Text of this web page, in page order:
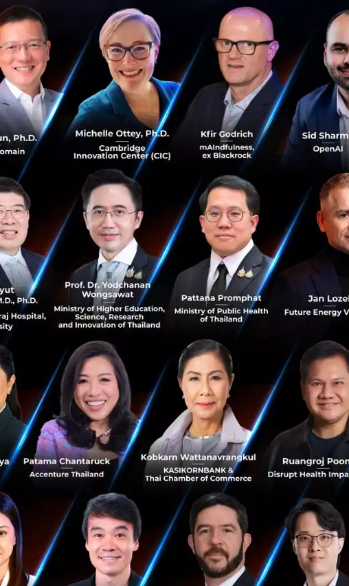
และเทคโนโลยี งานด้านการขาย และการให้เช่าใช้สิทธิการใช้งาน
กลยุทธ์และเทคโนโลยี 794.60 ล้านบาทเพิ่มขึ้น 178.59% เมื่อเทียบ
ล้านบาท ส่วนในกลุ่มของการให้บริการด้านเทคโนโลยี พบว่ามี
าใช้สิทธิการใช้งานจำนวน 569.01 ล้านบาท เพิ่มขึ้น 438.44% เมื่อ
ที่ 105.68 ล้านบาท ขณะที่มีการดูแลระบบเทคโนโลยีและจัดหา
ล้านบาท เพิ่มขึ้น 454.67% เมื่อเทียบกับงวดเดียวกันของปีก่อนที่มี
3 สิ้นสุดวันที่ 30 กันยายน 2566 มีกำไรสุทธิ อยู่ที่ 78.19 ล้านบาท เพิ่ม
ดียวกันของปีก่อนที่มีกำไรสุทธิ 35.12 ล้านบาท ขณะที่มีรายได้รวม
เมื่อเทียบกับงวดเดียวกันของปีก่อนที่มีรายได้รวม 211.07 ล้าน
ริการต่างๆ ในเครือให้ครบวงจรมากขึ้น มีการใช้ทรัพยากรบุคคลเพื่อ
บริหารจัดการโครงการที่มีประสิทธิภาพมากขึ้น
บริษัทย่อยที่เข้าไปลงทุน มีการให้บริการต่างๆ ที่ครบวงจรมากขึ้น ตอบ
ารวางกลยุทธ์ในการบริหารจัดการ เพื่อเพิ่มประสิทธิภาพการทำงาน
เติบโตอย่างแข็งแกร่ง มีอัตรากำไรสุทธิที่ 13.46%”
นายอภิเษกกล่าว
ายน 2566 บริษัทและบริษัทย่อยมีทรัพย์สินรวม 4,047.41 ล้านบาท
จาก ณ สิ้น 31 ธันวาคม 2565 ที่มีอยู่จำนวน 3,895.33 ล้านบาท
รายการเทียบเท่าเงินสด และ สินทรัพย์ที่เกิดจากสัญญา
น 2566 อยู่ที่ 1,273.35 ล้านบาท ลดลง 68.92 ล้านบาท หรือ
ที่ 1,342.27 ล้านบาท เนื่องมาจากการชำระคืนเงินกู้ของบริษัท
รวมที่เพิ่มขึ้น และหนี้สินรวมที่ลดลง สะท้อนถึงความแข็งแกร่งด้าน
รที่บริหารจัดการได้อย่างมีประสิทธิภาพ